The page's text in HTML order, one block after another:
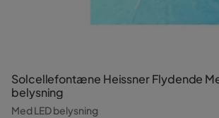
Solcellefontæne Heissner Flydende
belysning
Med LED belysning